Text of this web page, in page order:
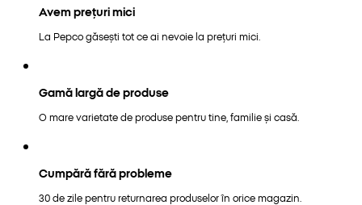
Avem prețuri mici
La Pepco găsești tot ce ai nevoie la prețuri mici.
Gamă largă de produse
O mare varietate de produse pentru tine, familie și casă.
Cumpără fără probleme
30 de zile pentru returnarea produselor în orice magazin.